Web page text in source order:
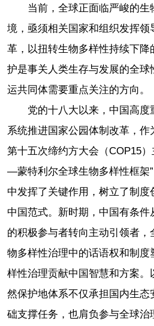
当前，全球正面临严峻的生
境，亟须相关国家和组织发挥领
革，以扭转生物多样性持续下降
护是事关人类生存与发展的全球
运共同体需要重点关注的方向。
党的十八大以来，中国高度
系统推进国家公园体制改革，作
第十五次缔约方大会（COP15
—蒙特利尔全球生物多样性框架
中发挥了关键作用，树立了制度
中国范式。新时期，中国有条件
的积极参与者转向主动引领者，
物多样性治理中的话语权和制度
样性治理贡献中国智慧和方案。
然保护地体系不仅承担国内生态
础支撑任务，也肩负参与全球治